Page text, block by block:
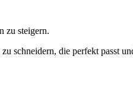
zu steigern.
schneidern, die perfekt passt